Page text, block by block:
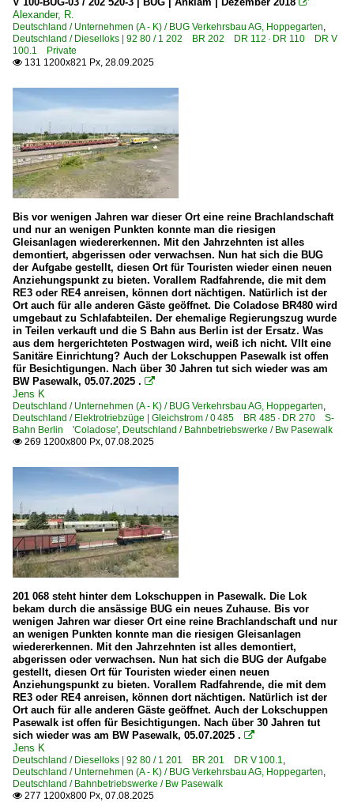
Unternehmen | historisch
Kube Con rail GmbH, Magdeburg ·KCR· bis 2023
Westfälische Lokomotiv Fabrik Karl Reuschling GmbH &
Zweikraftloks | Zweikrafthybridloks | 90 80
2 248 BR 248 ·Vectron Dual Mode·
Slowakei
Güterwagen
3 | Gattung R | Flachwagen mit Drehgestellen in
6 | Gattung F | Offener Güterwagen in Sonderbauart
Alexander, R.
Deutschland / Unternehmen (A - K) / BUG Verkehrsbau AG, Hoppegarten,
Deutschland / Dieselloks | 92 80 / 1 202 BR 202 DR 112 · DR 110 DR V
100.1 Private
 131 1200x821 Px, 28.09.2025
Bis vor wenigen Jahren war dieser Ort eine reine Brachlandschaft
und nur an wenigen Punkten konnte man die riesigen
Gleisanlagen wiedererkennen. Mit den Jahrzehnten ist alles
demontiert, abgerissen oder verwachsen. Nun hat sich die BUG
der Aufgabe gestellt, diesen Ort für Touristen wieder einen neuen
Anziehungspunkt zu bieten. Vorallem Radfahrende, die mit dem
RE3 oder RE4 anreisen, können dort nächtigen. Natürlich ist der
Ort auch für alle anderen Gäste geöffnet. Die Coladose BR480 wird
umgebaut zu Schlafabteilen. Der ehemalige Regierungszug wurde
in Teilen verkauft und die S Bahn aus Berlin ist der Ersatz. Was
aus dem hergerichteten Postwagen wird, weiß ich nicht. Vllt eine
Sanitäre Einrichtung? Auch der Lokschuppen Pasewalk ist offen
für Besichtigungen. Nach über 30 Jahren tut sich wieder was am
BW Pasewalk, 05.07.2025 . 
Jens K
Deutschland / Unternehmen (A - K) / BUG Verkehrsbau AG, Hoppegarten,
Deutschland / Elektrotriebzüge | Gleichstrom / 0 485 BR 485 · DR 270 S-
Bahn Berlin 'Coladose', Deutschland / Bahnbetriebswerke / Bw Pasewalk
 269 1200x800 Px, 07.08.2025
201 068 steht hinter dem Lokschuppen in Pasewalk. Die Lok
bekam durch die ansässige BUG ein neues Zuhause. Bis vor
wenigen Jahren war dieser Ort eine reine Brachlandschaft und nur
an wenigen Punkten konnte man die riesigen Gleisanlagen
wiedererkennen. Mit den Jahrzehnten ist alles demontiert,
abgerissen oder verwachsen. Nun hat sich die BUG der Aufgabe
gestellt, diesen Ort für Touristen wieder einen neuen
Anziehungspunkt zu bieten. Vorallem Radfahrende, die mit dem
RE3 oder RE4 anreisen, können dort nächtigen. Natürlich ist der
Ort auch für alle anderen Gäste geöffnet. Auch der Lokschuppen
Pasewalk ist offen für Besichtigungen. Nach über 30 Jahren tut
sich wieder was am BW Pasewalk, 05.07.2025 . 
Jens K
Deutschland / Dieselloks | 92 80 / 1 201 BR 201 DR V 100.1,
Deutschland / Unternehmen (A - K) / BUG Verkehrsbau AG, Hoppegarten,
Deutschland / Bahnbetriebswerke / Bw Pasewalk
 277 1200x800 Px, 07.08.2025